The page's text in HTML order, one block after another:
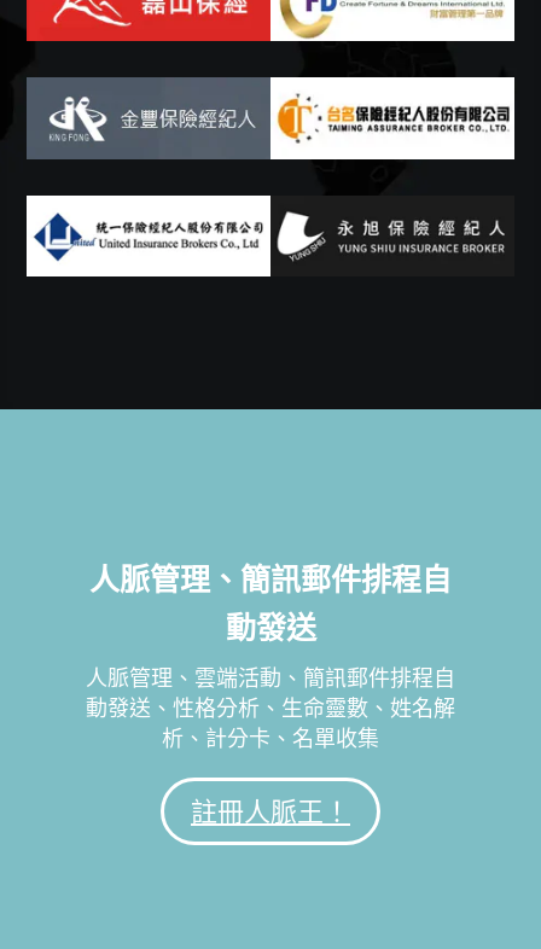
人脈管理、簡訊郵件排程自
動發送
人脈管理、雲端活動、簡訊郵件排程自
動發送、性格分析、生命靈數、姓名解
析、計分卡、名單收集
註冊人脈王！